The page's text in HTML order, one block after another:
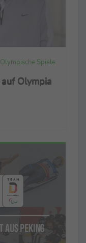
Olympische Spiele
Olympia